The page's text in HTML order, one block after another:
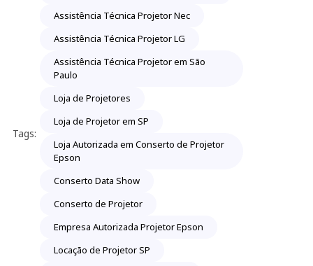
Tags:
Assistência Técnica Projetor Nec
Assistência Técnica Projetor LG
Assistência Técnica Projetor em São
Paulo
Loja de Projetores
Loja de Projetor em SP
Loja Autorizada em Conserto de Projetor
Epson
Conserto Data Show
Conserto de Projetor
Empresa Autorizada Projetor Epson
Locação de Projetor SP